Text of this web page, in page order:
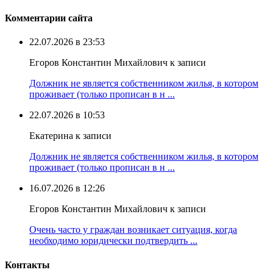
Комментарии сайта
22.07.2026 в 23:53
Егоров Константин Михайлович к записи
Должник не является собственником жилья, в котором
проживает (только прописан в н ...
22.07.2026 в 10:53
Екатерина к записи
Должник не является собственником жилья, в котором
проживает (только прописан в н ...
16.07.2026 в 12:26
Егоров Константин Михайлович к записи
Очень часто у граждан возникает ситуация, когда
необходимо юридически подтвердить ...
Контакты